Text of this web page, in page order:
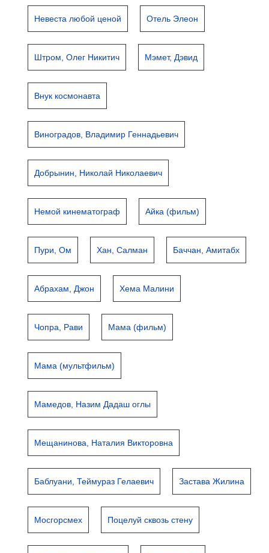
Невеста любой ценой Отель Элеон
Штром, Олег Никитич Мэмет, Дэвид
Внук космонавта
Виноградов, Владимир Геннадьевич
Добрынин, Николай Николаевич
Немой кинематограф Айка (фильм)
Пури, Ом Хан, Салман Баччан, Амитабх
Абрахам, Джон Хема Малини
Чопра, Рави Мама (фильм)
Мама (мультфильм)
Мамедов, Назим Дадаш оглы
Мещанинова, Наталия Викторовна
Баблуани, Теймураз Гелаевич Застава Жилина
Мосгорсмех Поцелуй сквозь стену